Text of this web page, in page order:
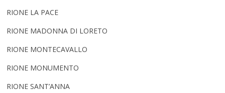
RIONE LA PACE
RIONE MADONNA DI LORETO
RIONE MONTECAVALLO
RIONE MONUMENTO
RIONE SANT’ANNA